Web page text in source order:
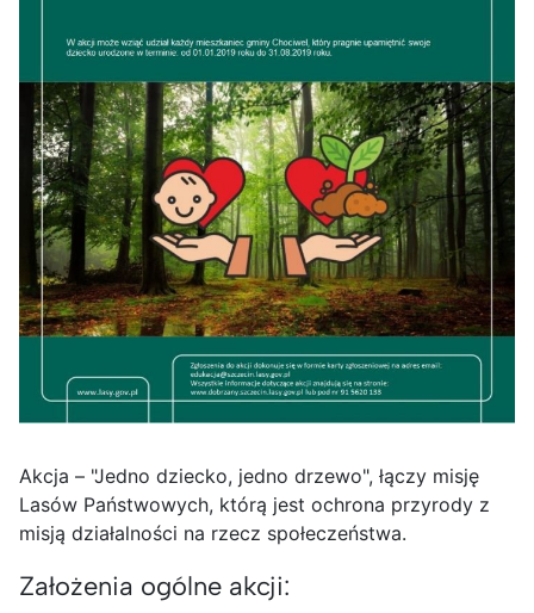
Akcja – "Jedno dziecko, jedno drzewo", łączy misję
Lasów Państwowych, którą jest ochrona przyrody z
misją działalności na rzecz społeczeństwa.
Założenia ogólne akcji: